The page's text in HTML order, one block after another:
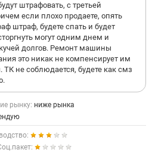
штрафовать, с третьей
если плохо продаете, опять
штраф, будете спать и будет
могут одним днем и
долгов. Ремонт машины
это никак не компенсирует им
не соблюдается, будете как смз
рынку: ниже рынка